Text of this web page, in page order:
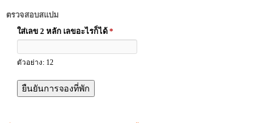
ตรวจสอบสแปม
ใส่เลข 2 หลัก เลขอะไรก็ได้ *
ตัวอย่าง: 12